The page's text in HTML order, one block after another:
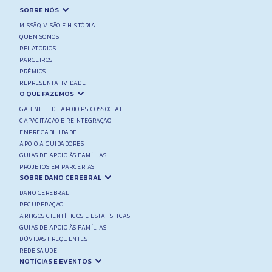
SOBRE NÓS
MISSÃO, VISÃO E HISTÓRIA
QUEM SOMOS
RELATÓRIOS
PARCEIROS
PRÉMIOS
REPRESENTATIVIDADE
O QUE FAZEMOS
GABINETE DE APOIO PSICOSSOCIAL
CAPACITAÇÃO E REINTEGRAÇÃO
EMPREGABILIDADE
APOIO A CUIDADORES
GUIAS DE APOIO ÀS FAMÍLIAS
PROJETOS EM PARCERIAS
SOBRE DANO CEREBRAL
DANO CEREBRAL
RECUPERAÇÃO
ARTIGOS CIENTÍFICOS E ESTATÍSTICAS
GUIAS DE APOIO ÀS FAMÍLIAS
DÚVIDAS FREQUENTES
REDE SAÚDE
NOTÍCIAS E EVENTOS